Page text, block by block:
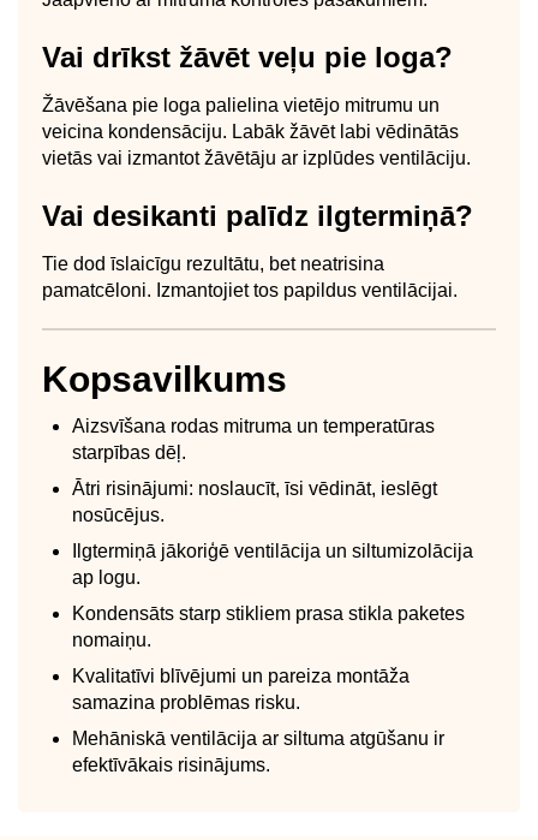
Vai drīkst žāvēt veļu pie loga?
Žāvēšana pie loga palielina vietējo mitrumu un
veicina kondensāciju. Labāk žāvēt labi vēdinātās
vietās vai izmantot žāvētāju ar izplūdes ventilāciju.
Vai desikanti palīdz ilgtermiņā?
Tie dod īslaicīgu rezultātu, bet neatrisina
pamatcēloni. Izmantojiet tos papildus ventilācijai.
Kopsavilkums
Aizsvīšana rodas mitruma un temperatūras
starpības dēļ.
Ātri risinājumi: noslaucīt, īsi vēdināt, ieslēgt
nosūcējus.
Ilgtermiņā jākoriģē ventilācija un siltumizolācija
ap logu.
Kondensāts starp stikliem prasa stikla paketes
nomaiņu.
Kvalitatīvi blīvējumi un pareiza montāža
samazina problēmas risku.
Mehāniskā ventilācija ar siltuma atgūšanu ir
efektīvākais risinājums.